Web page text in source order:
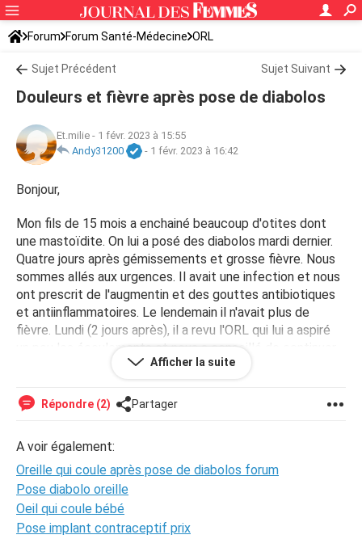
Forum Forum Santé-Médecine ORL
Sujet Précédent Sujet Suivant
Douleurs et fièvre après pose de diabolos
Et.milie - 1 févr. 2023 à 15:55
Andy31200
- 1 févr. 2023 à 16:42
Bonjour,
Mon fils de 15 mois a enchainé beaucoup d'otites dont
une mastoïdite. On lui a posé des diabolos mardi dernier.
Quatre jours après gémissements et grosse fièvre. Nous
sommes allés aux urgences. Il avait une infection et nous
ont prescrit de l'augmentin et des gouttes antibiotiques
et antiinflammatoires. Le lendemain il n'avait plus de
fièvre. Lundi (2 jours après), il a revu l'ORL qui lui a aspiré
un peu les écoulements et nous a conseillé de continuer
les gouttes. Seulement aujourd'hui la crèche m'indique
t-il ? Ne passerait-on pas à côté de quelque chose ? Je
Afficher la suite
Répondre (2) Partager
A voir également:
Oreille qui coule après pose de diabolos forum
Pose diabolo oreille
Oeil qui coule bébé
Pose implant contraceptif prix